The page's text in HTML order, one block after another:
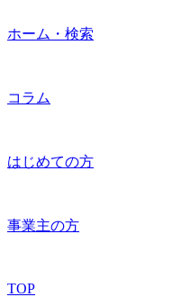
ホーム・検索
コラム
はじめての方
事業主の方
TOP